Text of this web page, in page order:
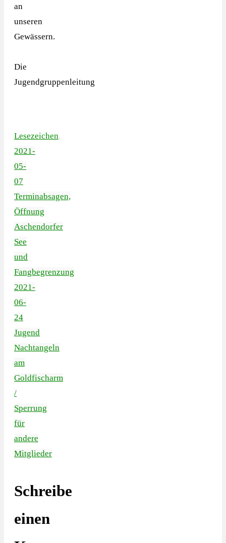
an
unseren
Gewässern.
Die
Jugendgruppenleitung
Lesezeichen.
2021-
05-
07
Terminabsagen,
Öffnung
Aschendorfer
See
und
Fangbegrenzung
2021-
06-
24
Jugend
Nachtangeln
am
Goldfischarm
/
Sperrung
für
andere
Mitglieder
Schreibe
einen